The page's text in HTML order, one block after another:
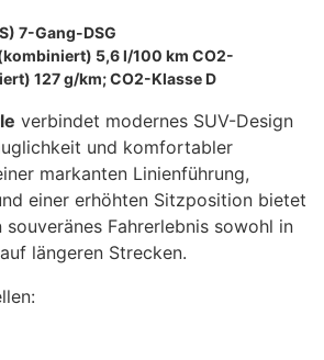
7-Gang-DSG
5,6 l/100 km CO2-
127 g/km; CO2-Klasse D
verbindet modernes SUV-Design
und komfortabler
markanten Linienführung,
einer erhöhten Sitzposition bietet
Fahrerlebnis sowohl in
längeren Strecken.